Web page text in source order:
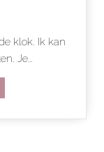
klok. Ik kan
Je…